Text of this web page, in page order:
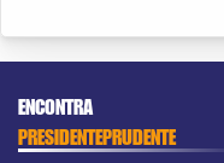
ENCONTRA
PRESIDENTEPRUDENTE